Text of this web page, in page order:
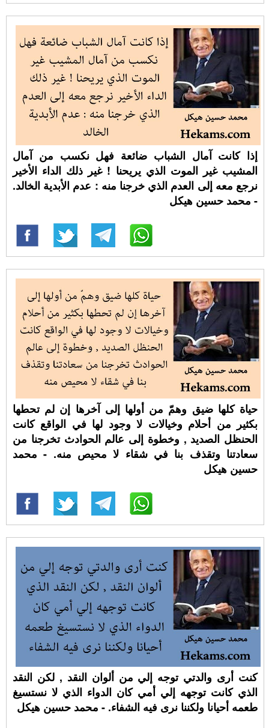
إذا كانت آمال الشباب ضائعة فهل نكسب من آمال
المشيب غير الموت الذي يريحنا ! غير ذلك الداء الأخير
نرجع معه إلى العدم الذي خرجنا منه : عدم الأبدية الخالد.
- محمد حسين هيكل
حياة كلها ضيق وهمّ من أولها إلى آخرها إن لم تحطها
بكثير من أحلام وخيالات لا وجود لها في الواقع كانت
الحنظل الصديد , وخطوة إلى عالم الحوادث تخرجنا من
سعادتنا وتقذف بنا في شقاء لا محيص منه. - محمد
حسين هيكل
كنت أرى والدتي توجه إلي من ألوان النقد , لكن النقد
الذي كانت توجهه إلي أمي كان الدواء الذي لا نستسيغ
طعمه أحيانا ولكننا نرى فيه الشفاء. - محمد حسين هيكل